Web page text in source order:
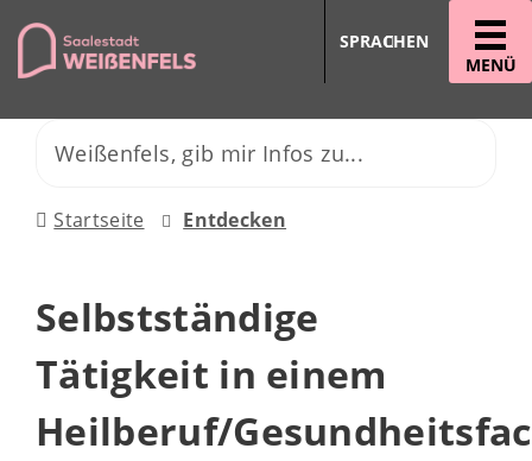
MENÜ
SPRACHEN
Startseite Entdecken
Selbstständige
Tätigkeit in einem
Heilberuf/